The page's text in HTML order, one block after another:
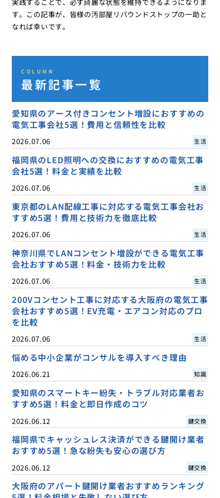
す。この記事が、皆様の汚部屋リバウンドストップの一助と
なれば幸いです。
COLUMN
最新記事一覧
愛知県のアース付きコンセント増設におすすめの
電気工事会社5選！費用と信頼性を比較
2026.07.06 生活
福岡県のLED照明への交換におすすめの電気工事
会社5選！料金と実績を比較
2026.07.06 生活
東京都のLAN配線工事に対応する電気工事会社お
すすめ5選！費用と技術力を徹底比較
2026.07.06 生活
神奈川県でLANコンセント増設ができる電気工事
会社おすすめ5選！料金・技術力を比較
2026.07.06 生活
200Vコンセント工事に対応する大阪府の電気工事
会社おすすめ5選！EV充電・エアコン対応のプロ
を比較
2026.07.06 生活
悩める中小企業がコンサルを導入すべき理由
2026.06.21 知識
愛知県のスマートキー紛失・トラブル対応業者お
すすめ5選！料金と即日作成のコツ
2026.06.12 鍵交換
福岡県でキャッシュレス決済ができる鍵開け業者
おすすめ5選！急な紛失も安心の選び方
2026.06.12 鍵交換
大阪府のアパート鍵開け業者おすすめランキング